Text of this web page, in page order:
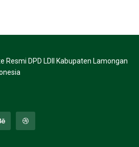
Resmi DPD LDII Kabupaten Lamongan